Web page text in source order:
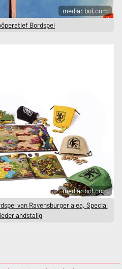
media: bol.com
Bordspel
media: bol.com
van Ravensburger alea, Special